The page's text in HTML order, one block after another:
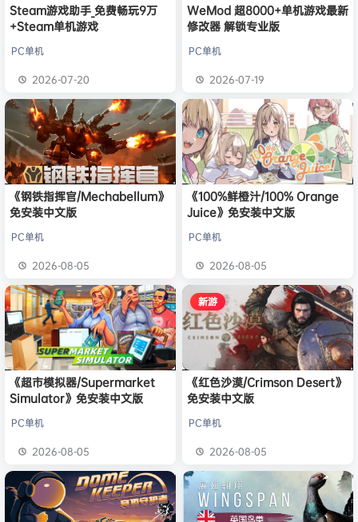
欢迎j***j 加入本站
1小时前
欢迎
加入本站 18小时前
28 点积分
Steam游戏助手_免费畅玩9万
+Steam单机游戏
PC单机
2026-07-20
WeMod 超8000+单机游戏最新
修改器 解锁专业版
PC单机
2026-07-19
《钢铁指挥官/Mechabellum》
免安装中文版
PC单机
2026-08-05
《100%鲜橙汁/100% Orange
Juice》免安装中文版
PC单机
2026-08-05
《超市模拟器/Supermarket
Simulator》免安装中文版
PC单机
2026-08-05
新游
《红色沙漠/Crimson Desert》
免安装中文版
PC单机
2026-08-05